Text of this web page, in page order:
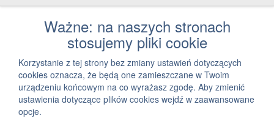
szt.
Dodaj
Ważne: na naszych stronach
stosujemy pliki cookie
Korzystanie z tej strony bez zmiany ustawień dotyczących
cookies oznacza, że będą one zamieszczane w Twoim
urządzeniu końcowym na co wyrażasz zgodę. Aby zmienić
ustawienia dotyczące plików cookies wejdź w zaawansowane
opcje.